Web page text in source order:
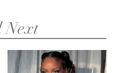
Next